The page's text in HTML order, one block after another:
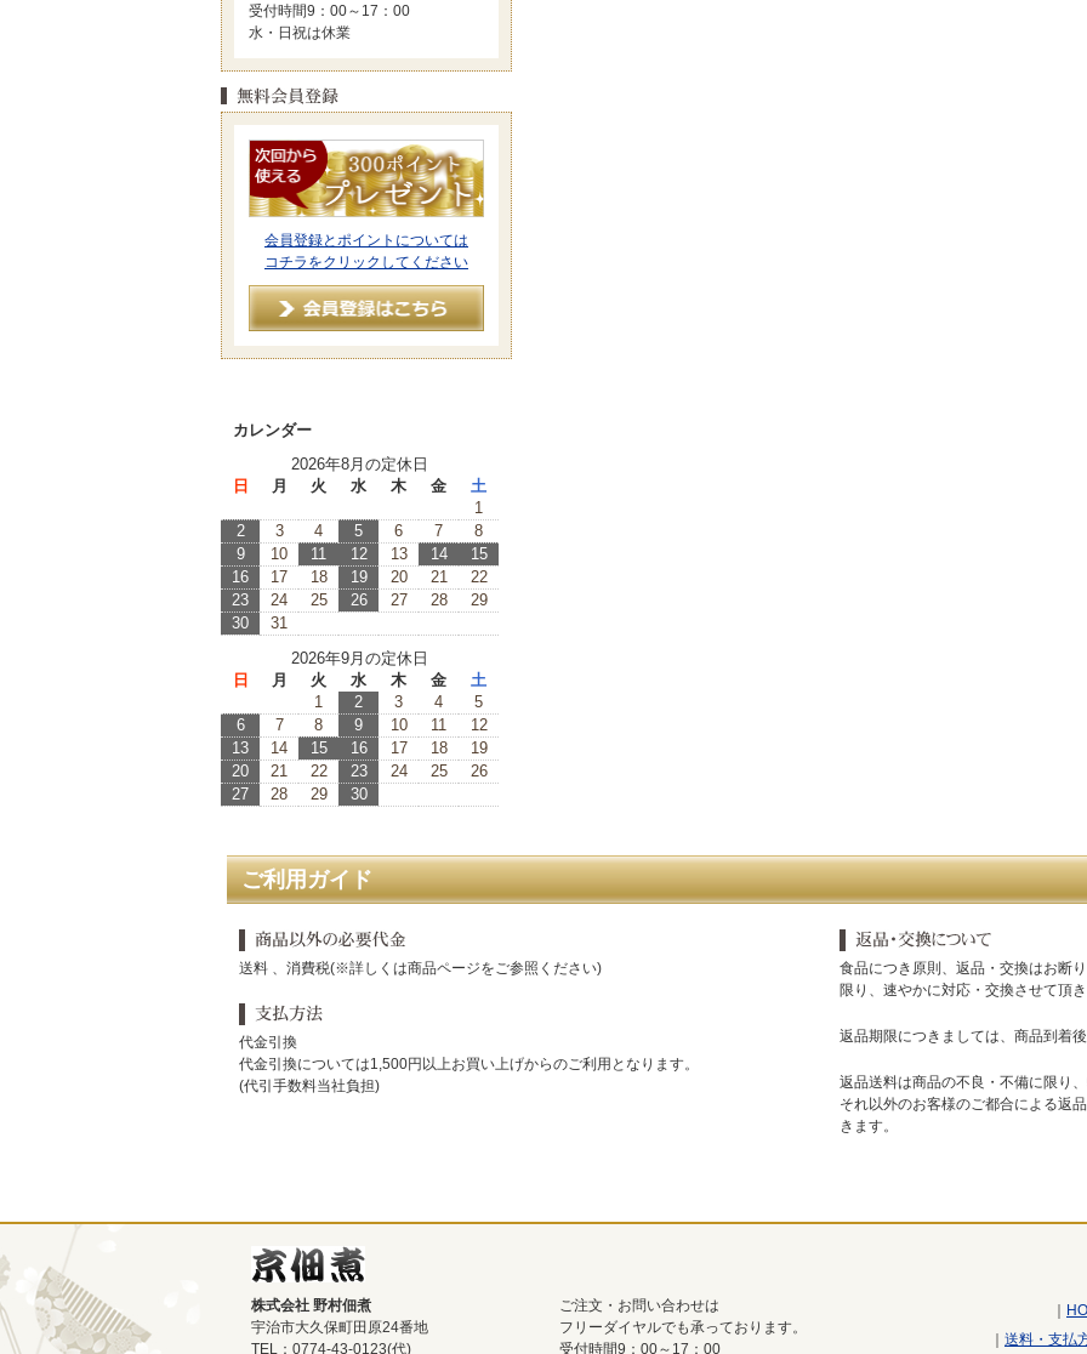
受付時間9：00～17：00
水・日祝は休業
会員登録とポイントについては
コチラをクリックしてください
カレンダー
2026年8月の定休日
日
月 火 水 木 金
土
1
2
3 4 5 6 7
8
9
10 11 12 13 14
15
16
17 18 19 20 21
22
23
24 25 26 27 28
29
30
31
2026年9月の定休日
日
月 火 水 木 金
土
1
2 3 4
5
6
7 8 9 10 11
12
13
14 15 16 17 18
19
20
21 22 23 24 25
26
27
28 29 30
ご利用ガイド
送料 、消費税(※詳しくは商品ページをご参照ください)
代金引換
代金引換については1,500円以上お買い上げからのご利用となります。
(代引手数料当社負担)
食品につき原則、返品・交換はお断
限り、速やかに対応・交換させて頂き
返品期限につきましては、商品到着
返品送料は商品の不良・不備に限り
それ以外のお客様のご都合による返
きます。
株式会社 野村佃煮
宇治市大久保町田原24番地
TEL：0774-43-0123(代)
ご注文・お問い合わせは
フリーダイヤルでも承っております。
受付時間9：00～17：00
｜
｜ 送料・支払